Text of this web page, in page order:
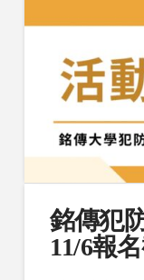
銘傳犯
11/6報